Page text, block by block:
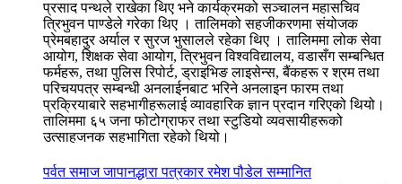
प्रसाद पन्थले राखेका थिए भने कार्यक्रमको सञ्चालन महासचिव
त्रिभुवन पाण्डेले गरेका थिए । तालिमको सहजीकरणमा संयोजक
प्रेमबहादुर अर्याल र सुरज भुसालले रहेका थिए । तालिममा लोक सेवा
आयोग, शिक्षक सेवा आयोग, त्रिभुवन विश्वविद्यालय, वडासँग सम्बन्धित
फर्महरू, तथा पुलिस रिपोर्ट, ड्राइभिङ लाइसेन्स, बैंकहरू र श्रम तथा
परिचयपत्र सम्बन्धी अनलाईनबाट भरिने अनलाइन फारम तथा
प्रक्रियाबारे सहभागीहरूलाई व्यावहारिक ज्ञान प्रदान गरिएको थियो।
तालिममा ६५ जना फोटोग्राफर तथा स्टुडियो व्यवसायीहरूको
उत्साहजनक सहभागिता रहेको थियो।
पर्वत समाज जापानद्धारा पत्रकार रमेश पौडेल सम्मानित